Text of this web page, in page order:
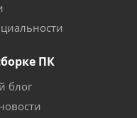
ПК
блог